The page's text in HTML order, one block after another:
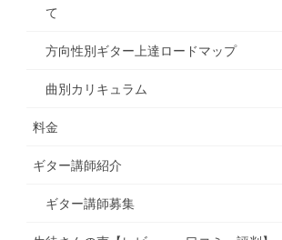
て
方向性別ギター上達ロードマップ
曲別カリキュラム
料金
ギター講師紹介
ギター講師募集